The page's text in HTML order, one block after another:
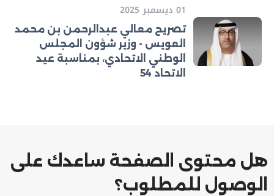
01 ديسمبر 2025
تصريح معالي عبدالرحمن بن محمد
العويس - وزير شؤون المجلس
الوطني الاتحادي، بمناسبة عيد
الاتحاد 54
هل محتوى الصفحة ساعدك على
الوصول للمطلوب؟